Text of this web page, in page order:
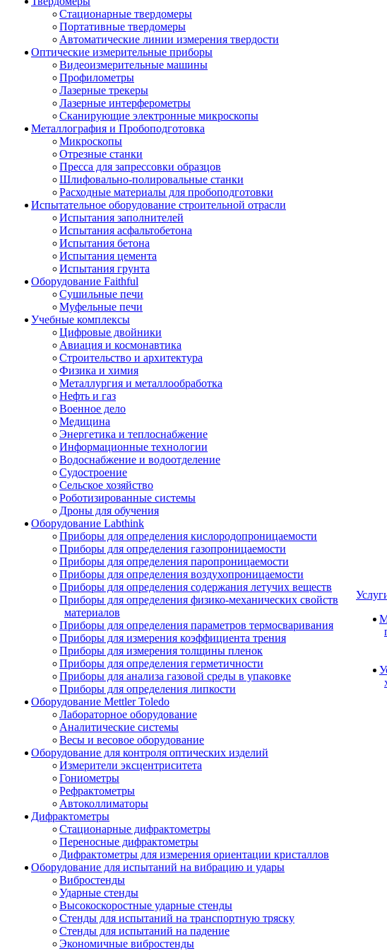
Стационарные твердомеры
Портативные твердомеры
Автоматические линии измерения твердости
Оптические измерительные приборы
Видеоизмерительные машины
Профилометры
Лазерные трекеры
Лазерные интерферометры
Сканирующие электронные микроскопы
Металлография и Пробоподготовка
Микроскопы
Отрезные станки
Пресса для запрессовки образцов
Шлифовально-полировальные станки
Расходные материалы для пробоподготовки
Испытательное оборудование строительной отрасли
Испытания заполнителей
Испытания асфальтобетона
Испытания бетона
Испытания цемента
Испытания грунта
Оборудование Faithful
Сушильные печи
Муфельные печи
Учебные комплексы
Цифровые двойники
Авиация и космонавтика
Строительство и архитектура
Физика и химия
Металлургия и металлообработка
Нефть и газ
Военное дело
Медицина
Энергетика и теплоснабжение
Информационные технологии
Водоснабжение и водоотделение
Судостроение
Сельское хозяйство
Роботизированные системы
Дроны для обучения
Оборудование Labthink
Приборы для определения кислородопроницаемости
Приборы для определения газопроницаемости
Приборы для определения паропроницаемости
Приборы для определения воздухопроницаемости
Приборы для определения содержания летучих веществ
Приборы для определения физико-механических свойств
материалов
Приборы для определения параметров термосваривания
Приборы для измерения коэффициента трения
Приборы для измерения толщины пленок
Приборы для определения герметичности
Приборы для анализа газовой среды в упаковке
Приборы для определения липкости
Оборудование Mettler Toledo
Лабораторное оборудование
Аналитические системы
Весы и весовое оборудование
Оборудование для контроля оптических изделий
Измерители эксцентриситета
Гониометры
Рефрактометры
Автоколлиматоры
Дифрактометры
Стационарные дифрактометры
Переносные дифрактометры
Дифрактометры для измерения ориентации кристаллов
Оборудование для испытаний на вибрацию и удары
Вибростенды
Ударные стенды
Высокоскоростные ударные стенды
Стенды для испытаний на транспортную тряску
Стенды для испытаний на падение
Экономичные вибростенды